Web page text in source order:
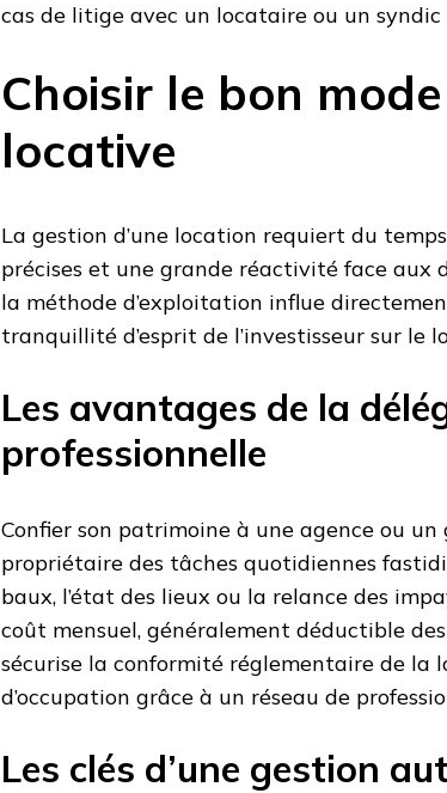
cas de litige avec un locataire ou un
Choisir le bon
locative
La gestion d’une location requiert du
précises et une grande réactivité face aux
la méthode d’exploitation influe
tranquillité d’esprit de l’investisseur sur le
Les avantages de la
professionnelle
Confier son patrimoine à une agence ou
propriétaire des tâches quotidiennes
baux, l’état des lieux ou la relance des
coût mensuel, généralement déductible
sécurise la conformité réglementaire de la
d’occupation grâce à un réseau de
Les clés d’une gestion